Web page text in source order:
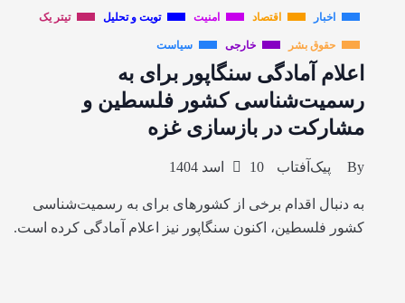
اخبار اقتصاد امنیت تویت و تحلیل تیتر یک
حقوق بشر خارجی سیاست
اعلام آمادگی سنگاپور برای به
رسمیت‌شناسی کشور فلسطین و
مشارکت در بازسازی غزه
By پیک‌آفتاب 10 اسد 1404
به دنبال اقدام برخی از کشورهای برای به رسمیت‌شناسی
کشور فلسطین، اکنون سنگاپور نیز اعلام آمادگی کرده است.